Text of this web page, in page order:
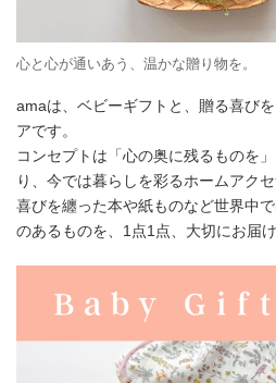
心と心が通いあう、温かな贈り物を。
amaは、ベビーギフトと、贈る喜び
アです。
コンセプトは「心の奥に残るものを
り、今では暮らしを彩るホームアク
喜びを纏った本や紙ものなど世界中
のあるものを、1点1点、大切にお届け